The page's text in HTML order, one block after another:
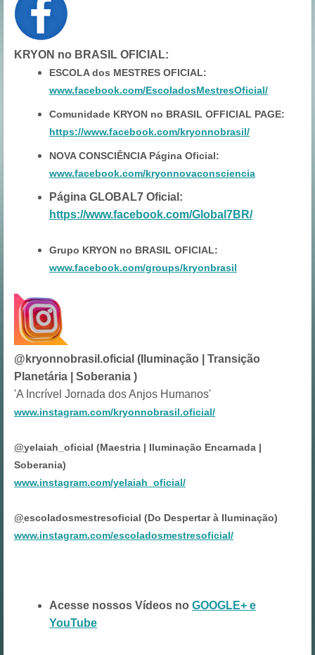
KRYON no BRASIL OFICIAL:
ESCOLA dos MESTRES OFICIAL:
www.facebook.com/EscoladosMestresOficial/
Comunidade KRYON no BRASIL OFFICIAL PAGE:
https://www.facebook.com/kryonnobrasil/
NOVA CONSCIÊNCIA Página Oficial:
www.facebook.com/kryonnovaconsciencia
Página GLOBAL7 Oficial:
https://www.facebook.com/Global7BR/
Grupo KRYON no BRASIL OFICIAL:
www.facebook.com/groups/kryonbrasil
@kryonnobrasil.oficial (Iluminação | Transição
Planetária | Soberania )
'A Incrível Jornada dos Anjos Humanos'
www.instagram.com/kryonnobrasil.oficial/
@yelaiah_oficial (Maestria | Iluminação Encarnada |
Soberania)
www.instagram.com/yelaiah_oficial/
@escoladosmestresoficial (Do Despertar à Iluminação)
www.instagram.com/escoladosmestresoficial/
Acesse nossos Vídeos no GOOGLE+ e
YouTube